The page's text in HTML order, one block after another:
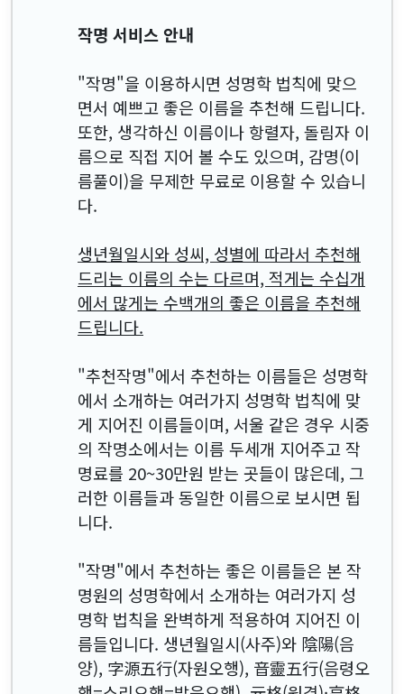
작명 서비스 안내
"작명"을 이용하시면 성명학 법칙에 맞으
면서 예쁘고 좋은 이름을 추천해 드립니다.
또한, 생각하신 이름이나 항렬자, 돌림자 이
름으로 직접 지어 볼 수도 있으며, 감명(이
름풀이)을 무제한 무료로 이용할 수 있습니
다.
생년월일시와 성씨, 성별에 따라서 추천해
드리는 이름의 수는 다르며, 적게는 수십개
에서 많게는 수백개의 좋은 이름을 추천해
드립니다.
"추천작명"에서 추천하는 이름들은 성명학
에서 소개하는 여러가지 성명학 법칙에 맞
게 지어진 이름들이며, 서울 같은 경우 시중
의 작명소에서는 이름 두세개 지어주고 작
명료를 20~30만원 받는 곳들이 많은데, 그
러한 이름들과 동일한 이름으로 보시면 됩
니다.
"작명"에서 추천하는 좋은 이름들은 본 작
명원의 성명학에서 소개하는 여러가지 성
명학 법칙을 완벽하게 적용하여 지어진 이
름들입니다. 생년월일시(사주)와 陰陽(음
양), 字源五行(자원오행), 音靈五行(음령오